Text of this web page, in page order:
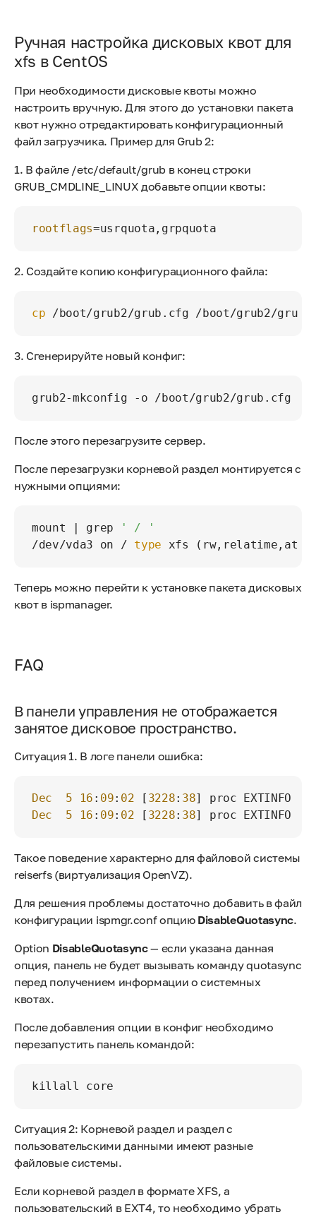
Ручная настройка дисковых квот для
xfs в CentOS
При необходимости дисковые квоты можно
настроить вручную. Для этого до установки пакета
квот нужно отредактировать конфигурационный
файл загрузчика. Пример для Grub 2:
1. В файле /etc/default/grub в конец строки
GRUB_CMDLINE_LINUX добавьте опции квоты:
rootflags=usrquota,grpquota
2. Создайте копию конфигурационного файла:
cp /boot/grub2/grub.cfg /boot/grub2/
3. Сгенерируйте новый конфиг:
grub2-mkconfig -o /boot/grub2/grub.cfg
После этого перезагрузите сервер.
После перезагрузки корневой раздел монтируется с
нужными опциями:
mount | grep
' / '
/dev/vda3 on / type xfs
Теперь можно перейти к установке пакета дисковых
квот в ispmanager.
FAQ
В панели управления не отображается
занятое дисковое пространство.
Ситуация 1. В логе панели ошибка:
Dec 5 16 : 09: 02 [ 3228: 38] proc EXTINFO
Dec
5 16 : 09: 02 [ 3228: 38] proc EXTINFO
Такое поведение характерно для файловой системы
reiserfs (виртуализация OpenVZ).
Для решения проблемы достаточно добавить в файл
конфигурации ispmgr.conf опцию DisableQuotasync.
Option DisableQuotasync— если указана данная
опция, панель не будет вызывать команду quotasync
перед получением информации о системных
квотах.
После добавления опции в конфиг необходимо
перезапустить панель командой:
killall core
Ситуация 2: Корневой раздел и раздел с
пользовательскими данными имеют разные
файловые системы.
Если корневой раздел в формате XFS, а
пользовательский в EXT4, то необходимо убрать